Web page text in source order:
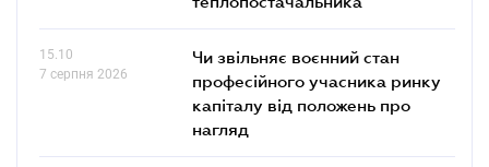
15.10
7 серпня 2026
Чи звільняє воєнний стан
професійного учасника ринку
капіталу від положень про
нагляд